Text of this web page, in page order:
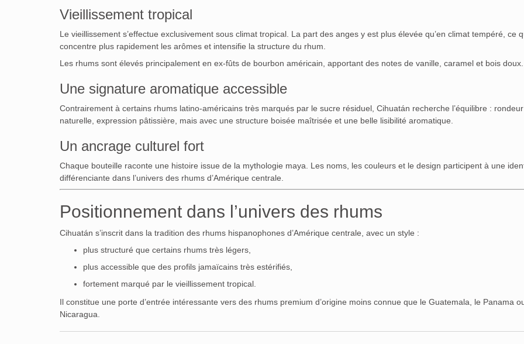
Vieillissement tropical
Le vieillissement s’effectue exclusivement sous climat tropical. La part des anges y est plus élevée qu’en climat tempéré, ce
concentre plus rapidement les arômes et intensifie la structure du rhum.
Les rhums sont élevés principalement en ex-fûts de bourbon américain, apportant des notes de vanille, caramel et bois doux.
Une signature aromatique accessible
Contrairement à certains rhums latino-américains très marqués par le sucre résiduel, Cihuatán recherche l’équilibre : rondeur
naturelle, expression pâtissière, mais avec une structure boisée maîtrisée et une belle lisibilité aromatique.
Un ancrage culturel fort
Chaque bouteille raconte une histoire issue de la mythologie maya. Les noms, les couleurs et le design participent à une
différenciante dans l’univers des rhums d’Amérique centrale.
Positionnement dans l’univers des rhums
Cihuatán s’inscrit dans la tradition des rhums hispanophones d’Amérique centrale, avec un style :
plus structuré que certains rhums très légers,
plus accessible que des profils jamaïcains très estérifiés,
fortement marqué par le vieillissement tropical.
Il constitue une porte d’entrée intéressante vers des rhums premium d’origine moins connue que le Guatemala, le Panama
Nicaragua.